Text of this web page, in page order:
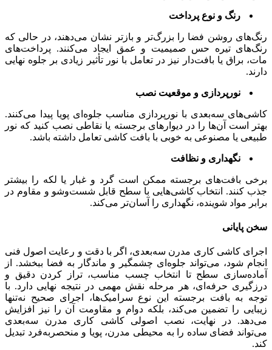
رنگ و نوع پرداخت
رنگ‌های روشن فضا را بزرگ‌تر و بازتر نشان می‌دهند، در حالی که
رنگ‌های تیره حس صمیمیت و عمق ایجاد می‌کنند. پرداخت‌های
مات، براق یا بافت‌دار نیز در تعامل با نور تأثیر زیادی بر جلوه نهایی
دارند.
نورپردازی و موقعیت نصب
کاشی‌های سه‌بعدی با نورپردازی مناسب جلوه‌ای پویا پیدا می‌کنند.
بهتر است آن‌ها را در دیوارهای برجسته یا نقاطی نصب کنید که نور
طبیعی یا مصنوعی به خوبی با بافت کاشی تعامل داشته باشد.
نگهداری و نظافت
برخی بافت‌های برجسته ممکن است گرد و غبار یا لکه را بیشتر
جذب کنند. انتخاب کاشی‌هایی با سطح قابل شست‌وشو و مقاوم در
برابر مواد شوینده، نگهداری را آسان‌تر می‌کند.
سخن پایانی
اجرای کاشی کاری مدرن سه‌بعدی، اگر با دقت و رعایت اصول فنی
انجام شود، می‌تواند جلوه‌ای چشمگیر و ماندگار به فضا ببخشد. از
آماده‌سازی سطح تا انتخاب چسب مناسب، تراز کردن دقیق و
درزگیری حرفه‌ای، هر مرحله نقش مهمی در نتیجه نهایی دارد. با
توجه به بافت برجسته این نوع سرامیک‌ها، اجرای صحیح نه‌تنها
زیبایی را تضمین می‌کند، بلکه دوام و مقاومت آن را نیز افزایش
می‌دهد. در نهایت، نصب اصولی کاشی کاری مدرن سه‌بعدی
می‌تواند فضای ساده را به محیطی مدرن، پویا و منحصربه‌فرد تبدیل
کند.